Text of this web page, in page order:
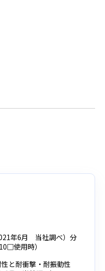
年6月 当社調べ）分
使用時）
と耐衝撃・耐振動性